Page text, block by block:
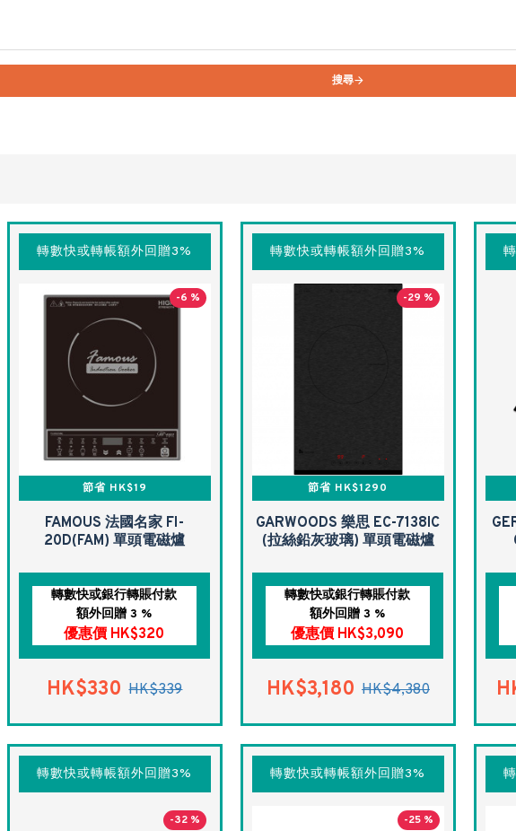
搜尋
轉數快或轉帳額外回贈3%
-6 %
節省 HK$19
FAMOUS 法國名家 FI-
20D(FAM) 單頭電磁爐
轉數快或銀行轉賬付款
額外回贈 3 %
優惠價 HK$320
HK$330 HK$339
轉數快或轉帳額外回贈3%
-29 %
節省 HK$1290
GARWOODS 樂思 EC-7138IC
(拉絲鉛灰玻璃) 單頭電磁爐
轉數快或銀行轉賬付款
額外回贈 3 %
優惠價 HK$3,090
HK$3,180 HK$4,380
轉數快或轉帳額外回贈3%
-32 %
轉數快或轉帳額外回贈3%
-25 %